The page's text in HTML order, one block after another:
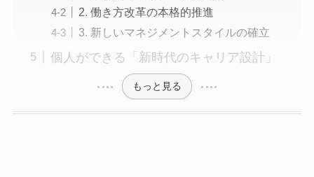
2. 働き方改革の本格的推進
3. 新しいマネジメントスタイルの確立
個人ができる「新時代のキャリア設計」
もっと見る